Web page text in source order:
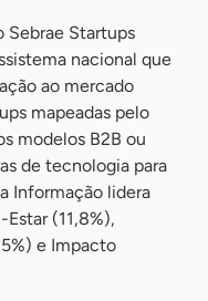
Sebrae Startups
nacional que
ao mercado
mapeadas pelo
modelos B2B ou
de tecnologia para
Informação lidera
(11,8%),
e Impacto